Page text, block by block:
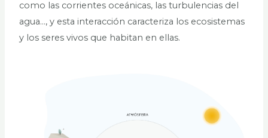
como las corrientes oceánicas, las turbulencias del
agua…, y esta interacción caracteriza los ecosistemas
y los seres vivos que habitan en ellas.